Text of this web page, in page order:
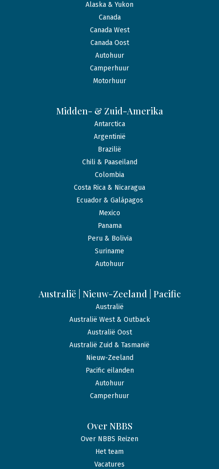
Alaska & Yukon
Canada
Canada West
Canada Oost
Autohuur
Camperhuur
Motorhuur
Midden- & Zuid-Amerika
Antarctica
Argentinië
Brazilië
Chili & Paaseiland
Colombia
Costa Rica & Nicaragua
Ecuador & Galápagos
Mexico
Panama
Peru & Bolivia
Suriname
Autohuur
Australië | Nieuw-Zeeland | Pacific
Australië
Australië West & Outback
Australië Oost
Australië Zuid & Tasmanië
Nieuw-Zeeland
Pacific eilanden
Autohuur
Camperhuur
Over NBBS
Over NBBS Reizen
Het team
Vacatures